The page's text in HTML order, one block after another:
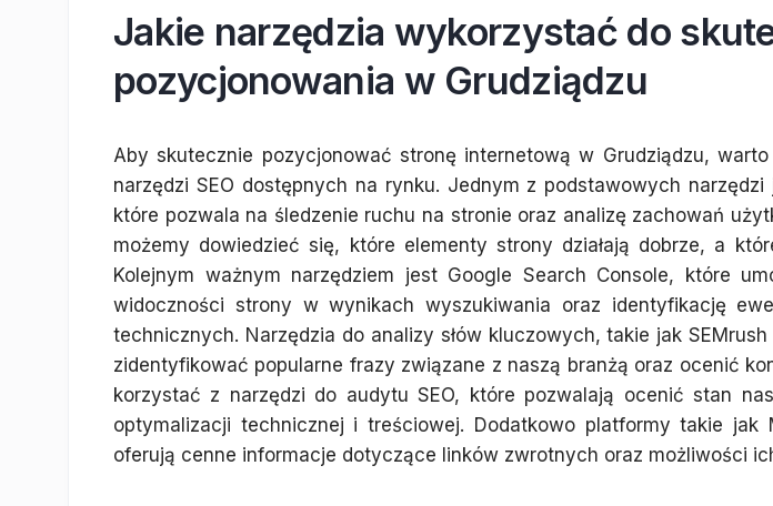
Jakie narzędzia wykorzystać do
pozycjonowania w Grudziądzu
Aby skutecznie pozycjonować stronę internetową w Grudziądzu,
narzędzi SEO dostępnych na rynku. Jednym z podstawowych
które pozwala na śledzenie ruchu na stronie oraz analizę zachowań
możemy dowiedzieć się, które elementy strony działają dobrze, a
Kolejnym ważnym narzędziem jest Google Search Console, które
widoczności strony w wynikach wyszukiwania oraz identyfikację
technicznych. Narzędzia do analizy słów kluczowych, takie jak
zidentyfikować popularne frazy związane z naszą branżą oraz ocenić
korzystać z narzędzi do audytu SEO, które pozwalają ocenić stan
optymalizacji technicznej i treściowej. Dodatkowo platformy takie jak
oferują cenne informacje dotyczące linków zwrotnych oraz możliwości